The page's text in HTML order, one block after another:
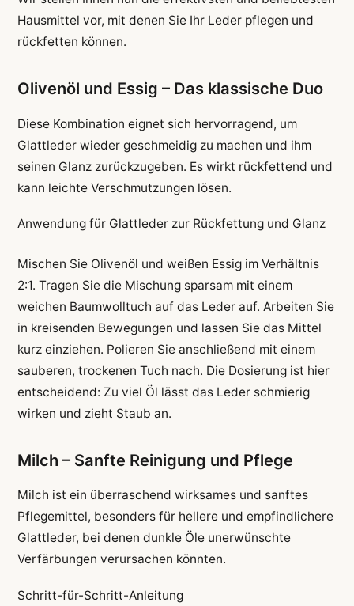
Hausmittel vor, mit denen Sie Ihr Leder pflegen und
rückfetten können.
Olivenöl und Essig – Das klassische Duo
Diese Kombination eignet sich hervorragend, um
Glattleder wieder geschmeidig zu machen und ihm
seinen Glanz zurückzugeben. Es wirkt rückfettend und
kann leichte Verschmutzungen lösen.
Anwendung für Glattleder zur Rückfettung und Glanz
Mischen Sie Olivenöl und weißen Essig im Verhältnis
2:1. Tragen Sie die Mischung sparsam mit einem
weichen Baumwolltuch auf das Leder auf. Arbeiten Sie
in kreisenden Bewegungen und lassen Sie das Mittel
kurz einziehen. Polieren Sie anschließend mit einem
sauberen, trockenen Tuch nach. Die Dosierung ist hier
entscheidend: Zu viel Öl lässt das Leder schmierig
wirken und zieht Staub an.
Milch – Sanfte Reinigung und Pflege
Milch ist ein überraschend wirksames und sanftes
Pflegemittel, besonders für hellere und empfindlichere
Glattleder, bei denen dunkle Öle unerwünschte
Verfärbungen verursachen könnten.
Schritt-für-Schritt-Anleitung